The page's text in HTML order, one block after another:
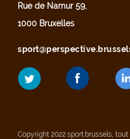
Rue de Namur 59,
1000 Bruxelles
Copyright 2022 sport.brussels,